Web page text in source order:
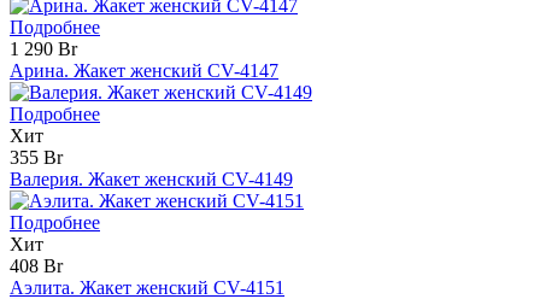
Подробнее
1 290 Br
Арина. Жакет женский CV-4147
Подробнее
Хит
355 Br
Валерия. Жакет женский CV-4149
Подробнее
Хит
408 Br
Аэлита. Жакет женский CV-4151